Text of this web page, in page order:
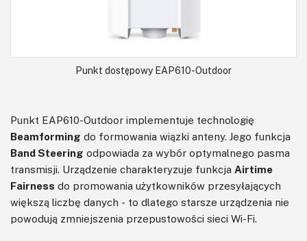
Punkt dostępowy EAP610-Outdoor
Punkt EAP610-Outdoor implementuje technologię
Beamforming do formowania wiązki anteny. Jego funkcja
Band Steering odpowiada za wybór optymalnego pasma
transmisji. Urządzenie charakteryzuje funkcja Airtime
Fairness do promowania użytkowników przesyłających
większą liczbę danych - to dlatego starsze urządzenia nie
powodują zmniejszenia przepustowości sieci Wi-Fi.